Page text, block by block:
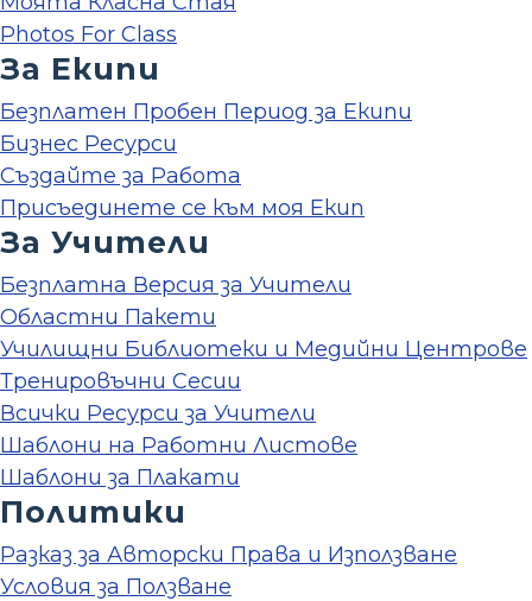
Photos For Class
За Екипи
Безплатен Пробен Период за Екипи
Бизнес Ресурси
Създайте за Работа
Присъединете се към моя Екип
За Учители
Безплатна Версия за Учители
Областни Пакети
Училищни Библиотеки и Медийни Центрове
Тренировъчни Сесии
Всички Ресурси за Учители
Шаблони на Работни Листове
Шаблони за Плакати
Политики
Разказ за Авторски Права и Използване
Условия за Ползване